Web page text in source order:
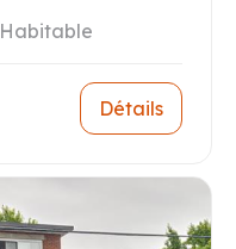
Habitable
Détails